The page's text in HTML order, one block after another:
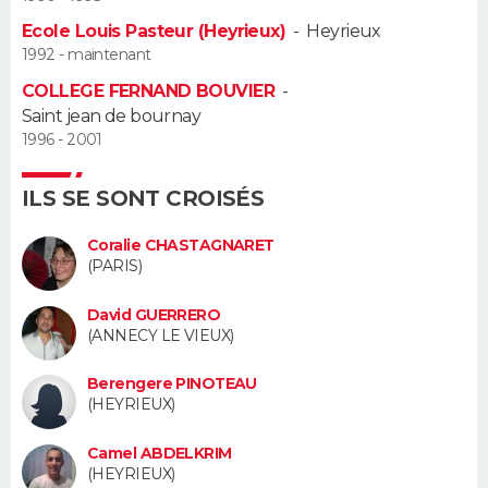
Alimentation
Guide de la santé
Maladies
Médicaments
Sommeil
VOYAGE
Destinations
City break
Voyage nature
Voyage de noces
Forum
Climat
+
PHOTO
BONS PLANS
CARTE DE VOEUX
Carte de Noël
Carte Bonne année
Carte Saint-Valentin
Carte Pâques
Carte d'anniversaire
DICTIONNAIRE
Dictionnaire
Biographies
Citations
Expressions
Proverbes
PROGRAMME TV
COPAINS D'AVANT
S'inscrire
Se connecter
Lycées
Collèges
Primaires
Universités
Entreprises
Service militaire
Avis de recherche
AVIS DE DÉCÈS
Ecole Louis Pasteur (Heyrieux) - Heyrieux
1992 - maintenant
COLLEGE FERNAND BOUVIER-
Saint jean de bournay
1996 - 2001
ILS SE SONT CROISÉS
Coralie CHASTAGNARET
(PARIS)
David GUERRERO
(ANNECY LE VIEUX)
Berengere PINOTEAU
(HEYRIEUX)
Camel ABDELKRIM
(HEYRIEUX)